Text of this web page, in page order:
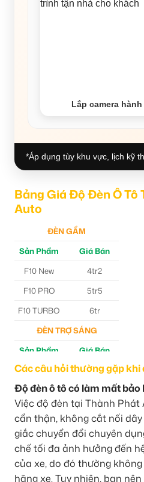
Lắp camera
*Áp dụng tùy khu vực, lịch kỹ
Bảng Giá Độ Đèn Ô Tô
Auto
ĐÈN GẦM
Sản Phẩm
Giá Bán
F10 New
4tr2
F10 PRO
5tr5
F10 TURBO
6tr
ĐÈN TRỢ SÁNG
Sản Phẩm
Giá Bán
M30 Ultra
4tr5
Aozoom EX3
5tr
Các câu hỏi thường gặp khi
Độ đèn ô tô có làm mất bảo
Việc độ đèn tại Thành
cẩn thận, không cắt nối
giắc chuyển đổi chuyên
chế tối đa ảnh hưởng đến
của xe, do đó thường
hãng xe. Tuy nhiên, bạn